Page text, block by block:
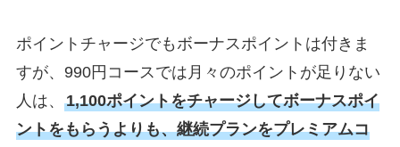
ポイントチャージでもボーナスポイントは付きま
すが、990円コースでは月々のポイントが足りない
人は、 1,100ポイントをチャージしてボーナスポイ
ントをもらうよりも、継続プランをプレミアムコ